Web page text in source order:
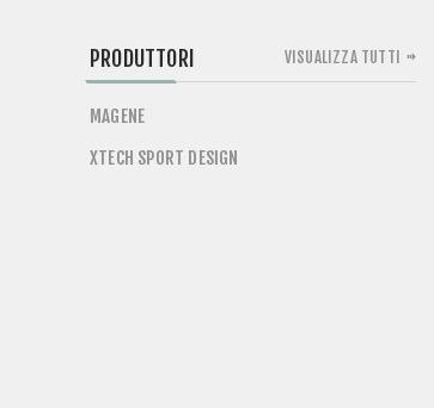
PRODUTTORI
MAGENE
XTECH SPORT DESIGN
VISUALIZZA TUTTI